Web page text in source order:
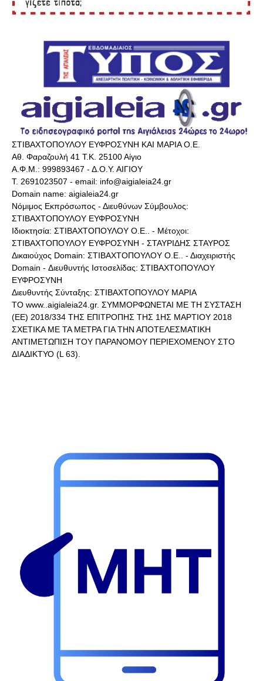
ΣΤΙΒΑΧΤΟΠΟΥΛΟΥ ΕΥΦΡΟΣΥΝΗ ΚΑΙ ΜΑΡΙΑ Ο.Ε.
Αθ. Φαραζουλή 41 Τ.Κ. 25100 Αίγιο
Α.Φ.Μ.: 999893467 - Δ.Ο.Υ. ΑΙΓΙΟΥ
Τ. 2691023507 - email: info@aigialeia24.gr
Domain name: aigialeia24.gr
Νόμιμος Εκπρόσωπος - Διευθύνων Σύμβουλος:
ΣΤΙΒΑΧΤΟΠΟΥΛΟΥ ΕΥΦΡΟΣΥΝΗ
Ιδιοκτησία: ΣΤΙΒΑΧΤΟΠΟΥΛΟΥ Ο.Ε.. - Μέτοχοι:
ΣΤΙΒΑΧΤΟΠΟΥΛΟΥ ΕΥΦΡΟΣΥΝΗ - ΣΤΑΥΡΙΔΗΣ ΣΤΑΥΡΟΣ
Δικαιούχος Domain: ΣΤΙΒΑΧΤΟΠΟΥΛΟΥ Ο.Ε.. - Διαχειριστής
Domain - Διευθυντής Ιστοσελίδας: ΣΤΙΒΑΧΤΟΠΟΥΛΟΥ
ΕΥΦΡΟΣΥΝΗ
Διευθυντής Σύνταξης: ΣΤΙΒΑΧΤΟΠΟΥΛΟΥ ΜΑΡΙΑ
ΤΟ www..aigialeia24.gr. ΣΥΜΜΟΡΦΩΝΕΤΑΙ ΜΕ ΤΗ ΣΥΣΤΑΣΗ
(ΕΕ) 2018/334 ΤΗΣ ΕΠΙΤΡΟΠΗΣ ΤΗΣ 1ΗΣ ΜΑΡΤΙΟΥ 2018
ΣΧΕΤΙΚΑ ΜΕ ΤΑ ΜΕΤΡΑ ΓΙΑ ΤΗΝ ΑΠΟΤΕΛΕΣΜΑΤΙΚΗ
ΑΝΤΙΜΕΤΩΠΙΣΗ ΤΟΥ ΠΑΡΑΝΟΜΟΥ ΠΕΡΙΕΧΟΜΕΝΟΥ ΣΤΟ
ΔΙΑΔΙΚΤΥΟ (L 63).